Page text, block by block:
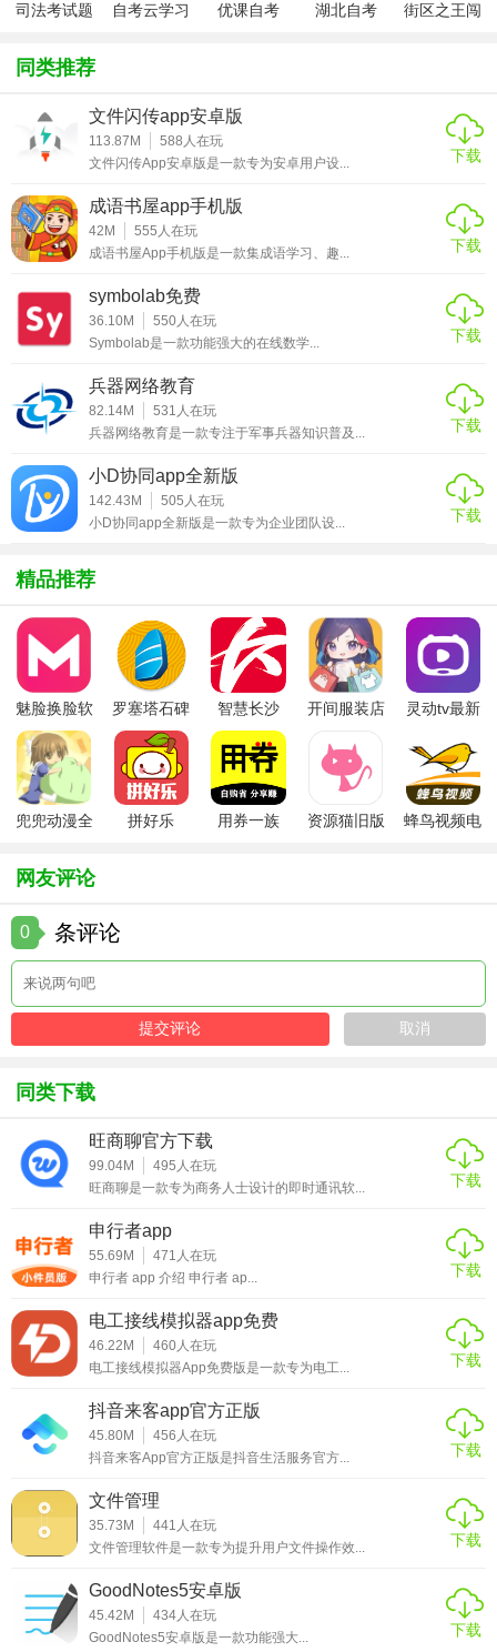
1、普通话发音测试：多样化普通话水平测试60篇、普通话标
准训练、普通话水平测试训练、专业的普通话考试教程
2、专项练习：基础普通话、普通话考试标准、与大师在线30
天学习普通话
级、高级、多样式分类，一次掌握
1、水平模拟测试：模拟真实考场，人工智能测评报告，快速
了解自己普通话的真实水平。
2、全面的考试指南：就算你是一个小白，也能快速了解到普
通话考试的流程、规则等信息，助你快速进入备考。
话变得更加标准。
4、专项练习：提供全面的声母、韵母、声调、单音节字、多
音节词、短文朗读等练习，薄弱环节针对性练习，让考试成
绩更优。
普通话测试自考王app 亮点
1、所有的考试环境都是真实模拟的，这样在你练习的时候也
能够更好的去熟悉考试的环境，让你有一个很好地心理准
备；
2、你的成绩会为你做出更好的总结，并且为你分析自己的弱
项，上面也会有专项练习，让你能够更好地去提升自己的水
平；
3、在你的每一次考试之后，会有老师帮助你进行练习，而且
上面也会有很多的朗读技巧，让你能够在上面有一个很好地
在平台里面就可以来模拟考试，这样在考试的时候也能更加
容易通过，各种考试题目都有，并且全部都是历年的考试真
题，大家可以放心在线练习，智能化的普通话发音纠正更有
全新的线上互动专区等等，软件功能多多值得一试，快来下
载吧！
司法考试题
自考云学习 优课自考
湖北自考
街区之王闯
同类推荐
文件闪传app安卓版
113.87M 588 人在玩
文件闪传App安卓版是一款专为安卓用户设...
下载
成语书屋app手机版
42M 555 人在玩
成语书屋App手机版是一款集成语学习、趣...
下载
symbolab免费
36.10M 550人在玩
Symbolab是一款功能强大的在线数学...
下载
兵器网络教育
82.14M 531 人在玩
兵器网络教育是一款专注于军事兵器知识普及...
下载
小D协同app全新版
142.43M 505 人在玩
小D协同app全新版是一款专为企业团队设...
下载
精品推荐
魅脸换脸软
件
罗塞塔石碑
安卓版
智慧长沙
app
开间服装店
灵动tv最新
兜兜动漫全
拼好乐 用券一族 资源猫旧版
蜂鸟视频电
网友评论
0 条评论
同类下载
旺商聊官方下载
99.04M 495 人在玩
旺商聊是一款专为商务人士设计的即时通讯软...
下载
申行者app
55.69M 471 人在玩
申行者 app 介绍 申行者 ap...
下载
电工接线模拟器app免费
46.22M 460人在玩
电工接线模拟器App免费版是一款专为电工...
下载
抖音来客app官方正版
45.80M 456 人在玩
抖音来客App官方正版是抖音生活服务官方...
下载
文件管理
35.73M 441 人在玩
文件管理软件是一款专为提升用户文件操作效...
下载
GoodNotes5安卓版
45.42M 434人在玩
GoodNotes5安卓版是一款功能强大...
下载